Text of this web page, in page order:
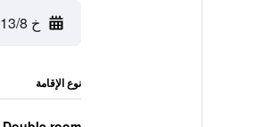
خ 13/8
نوع الإقامة